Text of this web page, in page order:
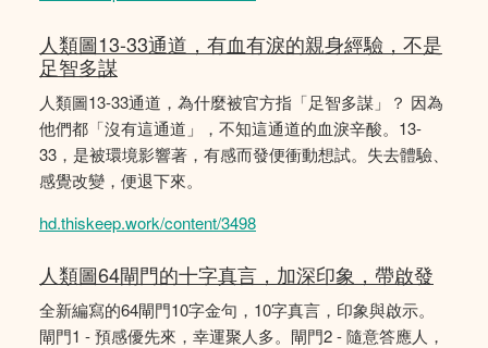
人類圖13-33通道，有血有淚的親身經驗，不是
足智多謀
人類圖13-33通道，為什麼被官方指「足智多謀」？ 因為
他們都「沒有這通道」，不知這通道的血淚辛酸。13-
33，是被環境影響著，有感而發便衝動想試。失去體驗、
感覺改變，便退下來。
hd.thiskeep.work/content/3498
人類圖64閘門的十字真言，加深印象，帶啟發
全新編寫的64閘門10字金句，10字真言，印象與啟示。
閘門1 - 預感優先來，幸運聚人多。閘門2 - 隨意答應人，